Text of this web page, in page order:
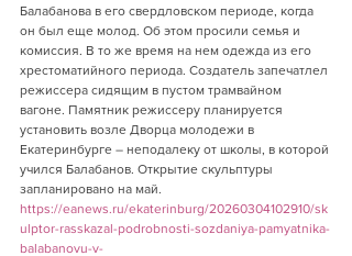
Балабанова в его свердловском периоде, когда
он был еще молод. Об этом просили семья и
комиссия. В то же время на нем одежда из его
хрестоматийного периода. Создатель запечатлел
режиссера сидящим в пустом трамвайном
вагоне. Памятник режиссеру планируется
установить возле Дворца молодежи в
Екатеринбурге – неподалеку от школы, в которой
учился Балабанов. Открытие скульптуры
запланировано на май.
https://eanews.ru/ekaterinburg/20260304102910/sk
ulptor-rasskazal-podrobnosti-sozdaniya-pamyatnika-
balabanovu-v-